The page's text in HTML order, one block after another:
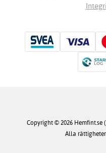
Copyright © 2026 Hemfint.se
Alla rättigheter